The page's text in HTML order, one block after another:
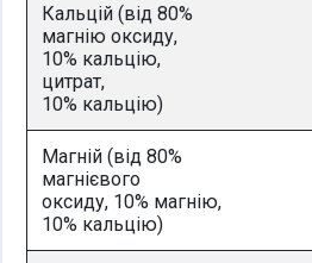
Кальцій (від 80%
магнію оксиду,
10% кальцію,
цитрат,
10% кальцію)
Магній (від 80%
магнієвого
оксиду, 10% магнію,
10% кальцію)